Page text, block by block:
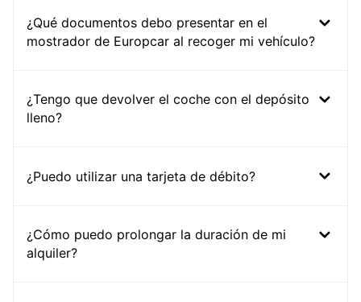
¿Qué documentos debo presentar en el
mostrador de Europcar al recoger mi vehículo?
¿Tengo que devolver el coche con el depósito
lleno?
¿Puedo utilizar una tarjeta de débito?
¿Cómo puedo prolongar la duración de mi
alquiler?